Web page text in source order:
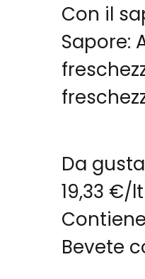
Con il
Sapore:
Da
19,33 €/lt
Bevete